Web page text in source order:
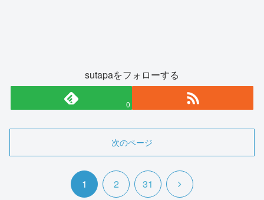
sutapaをフォローする
0
次のページ
1 2 31 次